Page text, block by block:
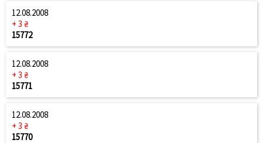
12.08.2008
+ 3 ₴
15772
12.08.2008
+ 3 ₴
15771
12.08.2008
+ 3 ₴
15770